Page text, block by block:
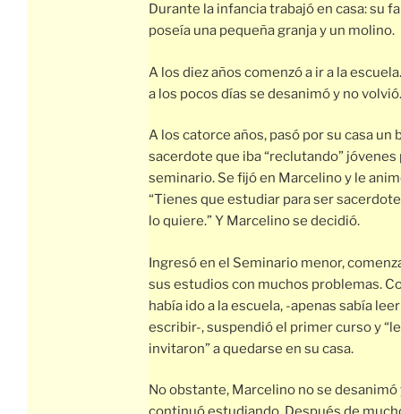
Durante la infancia trabajó en casa: su
poseía una pequeña granja y un molino.
A los diez años comenzó a ir a la
a los pocos días se desanimó y no volvió.
A los catorce años, pasó por su casa un
sacerdote que iba “reclutando” jóvenes
seminario. Se fijó en Marcelino y le
“Tienes que estudiar para ser
lo quiere.” Y Marcelino se decidió.
Ingresó en el Seminario menor,
sus estudios con muchos problemas.
había ido a la escuela, -apenas sabía
escribir-, suspendió el primer curso y “le
invitaron” a quedarse en su casa.
No obstante, Marcelino no se desanimó